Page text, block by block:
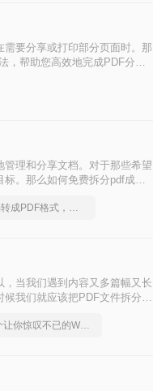
要分享或打印部分页面时。那
，帮助您高效地完成PDF分页
理和分享文档。对于那些希望
。那么如何免费拆分pdf成多
Word文档转成PDF格式，这个方法很简单
当我们遇到内容又多篇幅又长
我们就应该把PDF文件拆分成
提高文件处理效率。
分享一个让你惊叹不已的Word转pdf方法